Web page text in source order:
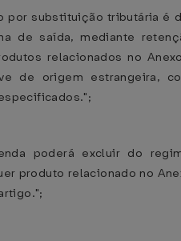
por substituição tributária é
de saída, mediante
relacionados no
de origem estrangeira,
poderá excluir do
produto relacionado no